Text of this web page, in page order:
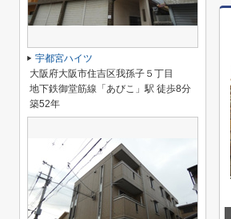
宇都宮ハイツ
大阪府大阪市住吉区我孫子５丁目
地下鉄御堂筋線「あびこ」駅 徒歩8分
築52年